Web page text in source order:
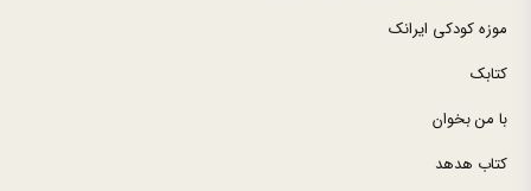
موزه کودکی ایرانک
کتابک
با من بخوان
کتاب هدهد